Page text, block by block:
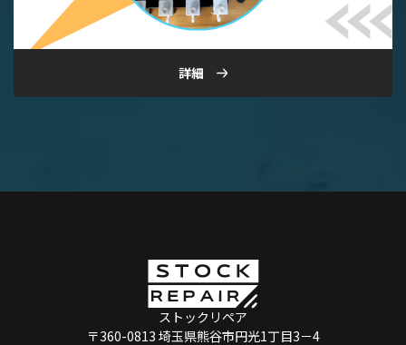
詳細
ストックリペア
〒360-0813 埼玉県熊谷市円光1丁目3－4